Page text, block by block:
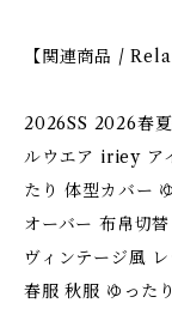
【関連商品 /
2026SS 2026春
ルウエア iriey ア
たり 体型カバー
オーバー 布帛切
ヴィンテージ風
春服 秋服 ゆった